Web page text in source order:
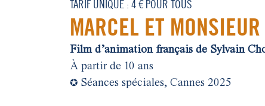
TARIF UNIQUE : 4 € POUR TOUS
MARCEL ET
Film d’animation français de Sylvain
À partir de 10 ans
✪ Séances spéciales, Cannes 2025